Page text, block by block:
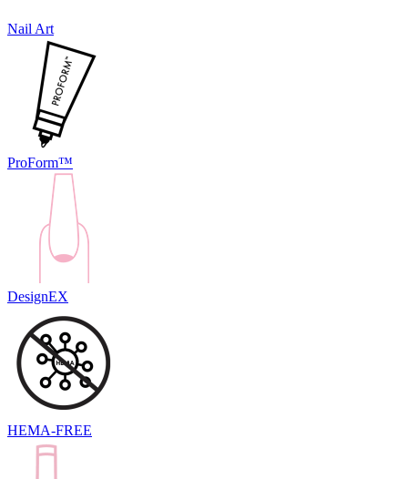
Nail Art
ProForm™
DesignEX
HEMA-FREE